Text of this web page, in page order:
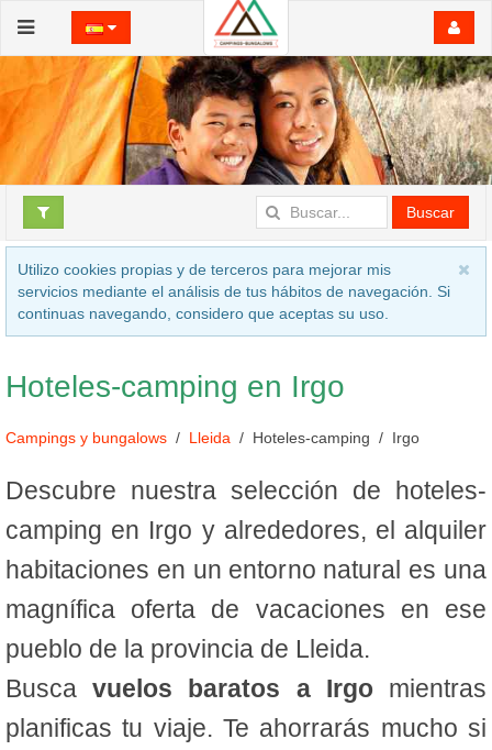
Buscar
Utilizo cookies propias y de terceros para mejorar mis
servicios mediante el análisis de tus hábitos de navegación. Si
continuas navegando, considero que aceptas su uso.
Hoteles-camping en Irgo
Campings y bungalows Lleida Hoteles-camping Irgo
Descubre nuestra selección de hoteles-
camping en Irgo y alrededores, el alquiler
habitaciones en un entorno natural es una
magnífica oferta de vacaciones en ese
pueblo de la provincia de Lleida.
Buscavuelos baratos a Irgomientras
planificas tu viaje. Te ahorrarás mucho si